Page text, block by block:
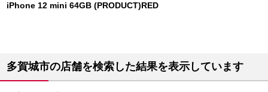
iPhone 12 mini 64GB (PRODUCT)RED
多賀城市の店舗を検索した結果を表示しています